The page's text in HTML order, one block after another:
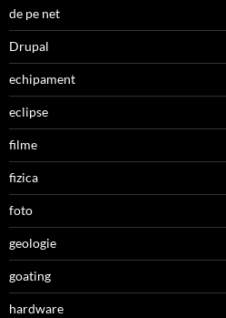
de pe net
Drupal
echipament
eclipse
filme
fizica
foto
geologie
goating
hardware